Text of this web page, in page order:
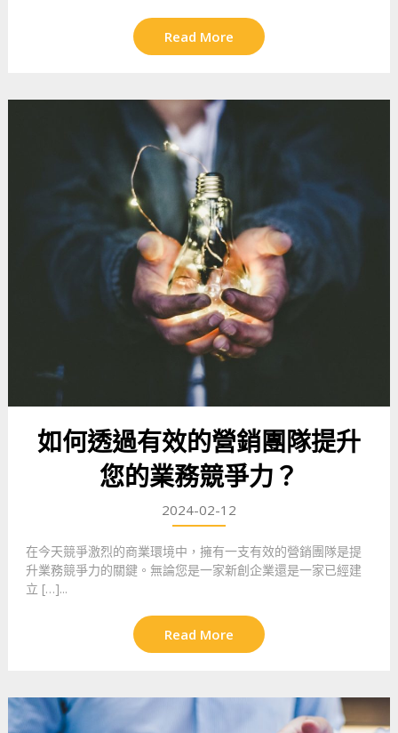
Read More
如何透過有效的營銷團隊提升
您的業務競爭力？
2024-02-12
在今天競爭激烈的商業環境中，擁有一支有效的營銷團隊是提
升業務競爭力的關鍵。無論您是一家新創企業還是一家已經建
立 […]...
Read More